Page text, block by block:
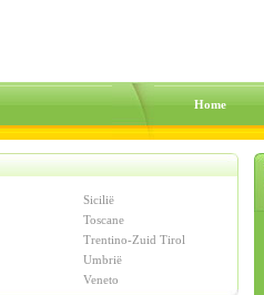
Home
Sicilië
Toscane
Trentino-Zuid Tirol
Umbrië
Veneto